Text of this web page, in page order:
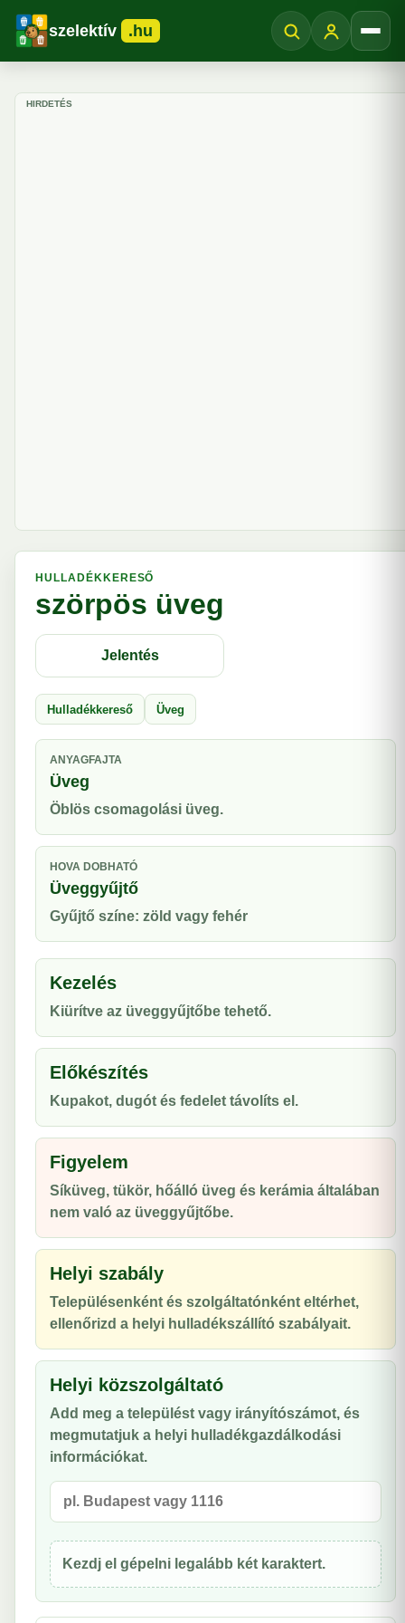
szelektív .hu
HIRDETÉS
HULLADÉKKERESŐ
szörpös üveg
Jelentés
Hulladékkereső Üveg
ANYAGFAJTA
Üveg
Öblös csomagolási üveg.
HOVA DOBHATÓ
Üveggyűjtő
Gyűjtő színe: zöld vagy fehér
Kezelés
Kiürítve az üveggyűjtőbe tehető.
Előkészítés
Kupakot, dugót és fedelet távolíts el.
Figyelem
Síküveg, tükör, hőálló üveg és kerámia általában
nem való az üveggyűjtőbe.
Helyi szabály
Településenként és szolgáltatónként eltérhet,
ellenőrizd a helyi hulladékszállító szabályait.
Helyi közszolgáltató
Add meg a települést vagy irányítószámot, és
megmutatjuk a helyi hulladékgazdálkodási
információkat.
Kezdj el gépelni legalább két karaktert.